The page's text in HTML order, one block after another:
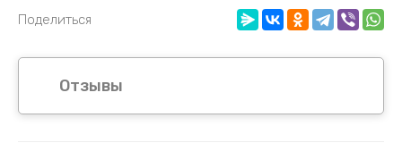
Поделиться
Отзывы